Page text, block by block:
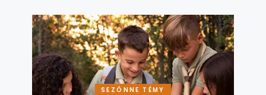
SEZÓNNE TÉMY